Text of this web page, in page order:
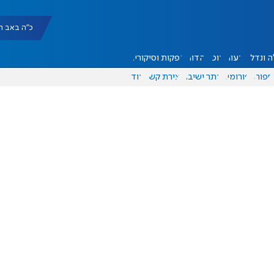
כ"ה באב תשפ"ו
ונדל"ן דעות אוכל יהדות הפקות וסיקורים
ספורט פורומים אתר ישיבה יצירת קשר עוד